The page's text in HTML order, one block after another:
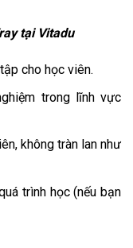
tại Vitadu
cho học viên.
trong lĩnh vực
không tràn lan như
trình học (nếu bạn